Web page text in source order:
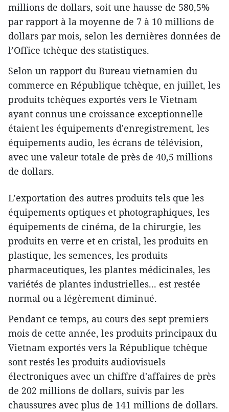
millions de dollars, soit une hausse de 580,5%
par rapport à la moyenne de 7 à 10 millions de
dollars par mois, selon les dernières données de
l’Office tchèque des statistiques.
Selon un rapport du Bureau vietnamien du
commerce en République tchèque, en juillet, les
produits tchèques exportés vers le Vietnam
ayant connus une croissance exceptionnelle
étaient les équipements d'enregistrement, les
équipements audio, les écrans de télévision,
avec une valeur totale de près de 40,5 millions
de dollars.
L’exportation des autres produits tels que les
équipements optiques et photographiques, les
équipements de cinéma, de la chirurgie, les
produits en verre et en cristal, les produits en
plastique, les semences, les produits
pharmaceutiques, les plantes médicinales, les
variétés de plantes industrielles... est restée
normal ou a légèrement diminué.
Pendant ce temps, au cours des sept premiers
mois de cette année, les produits principaux du
Vietnam exportés vers la République tchèque
sont restés les produits audiovisuels
électroniques avec un chiffre d'affaires de près
de 202 millions de dollars, suivis par les
chaussures avec plus de 141 millions de dollars.